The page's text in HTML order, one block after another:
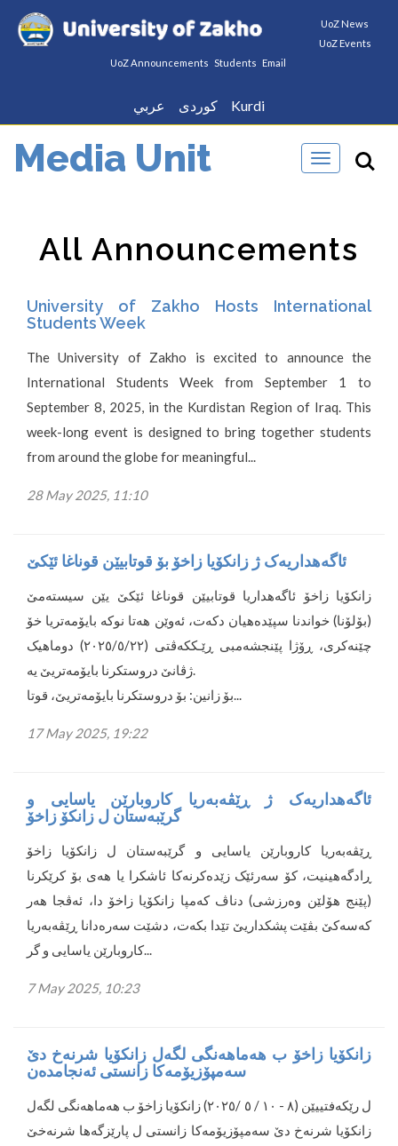
UoZ News
UoZ Events
UoZ Announcements Students Email
عربي كوردى Kurdi
Toggle
Media Unit
All Announcements
University of Zakho Hosts International
Students Week
The University of Zakho is excited to announce the
International Students Week from September 1 to
September 8, 2025, in the Kurdistan Region of Iraq. This
week-long event is designed to bring together students
from around the globe for meaningful...
28 May 2025, 11:10
ئاگەهداریەک ژ زانکۆیا زاخۆ بۆ قوتابیێن قوناغا ئێکێ
زانکۆیا زاخۆ ئاگەهداریا قوتابیێن قوناغا ئێکێ یێن سیستەمێ
(بۆلۆنا) خواندنا سپێدەهیان دکەت، ئەوێن هەتا نوکە بایۆمەتریا خۆ
چێنەکری، ڕۆژا پێنجشەمبی ڕێـککەڤتی (٢٠٢٥/٥/٢٢) دوماهیک
ژڤانێ دروستکرنا بایۆمەتریێ یە.
بۆ زانین: بۆ دروستکرنا بایۆمەتریێ، قوتا...
17 May 2025, 19:22
ئاگەهداریەک ژ ڕێڤەبەریا کاروبارێن یاسایی و
گرێبەستان ل زانکۆ زاخۆ
ڕێڤەبەریا کاروبارێن یاسایی و گرێبەستان ل زانکۆیا زاخۆ
ڕادگەهینیت، کۆ سەرئێک زێدەکرنەکا ئاشکرا یا هەی بۆ کرێکرنا
(پێنج هۆلێن وەرزشی) دناڤ کەمپا زانکۆیا زاخۆ دا، ئەڤجا هەر
کەسەکێ بڤێت پشکداریێ تێدا بکەت، دشێت سەرەدانا ڕێڤەبەریا
کاروبارێن یاسایی و گر...
7 May 2025, 10:23
زانكۆیا زاخۆ ب هەماهەنگی لگەل زانكۆیا شرنەخ دێ
سەمپۆزیۆمەكا زانستی ئەنجامدەن
ل رێكەفتییێن (٨ - ١٠ / ٥ /٢٠٢٥) زانكۆیا زاخۆ ب هەماهەنگی لگەل
زانكۆیا شرنەخ دێ سەمپۆزیۆمەكا زانستی ل پارێزگەها شرنەخێ